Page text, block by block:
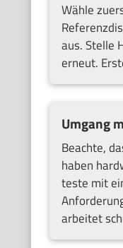
Wähle
aus. Stelle
erneut.
Umgang
Beachte,
haben
teste mit
arbeitet